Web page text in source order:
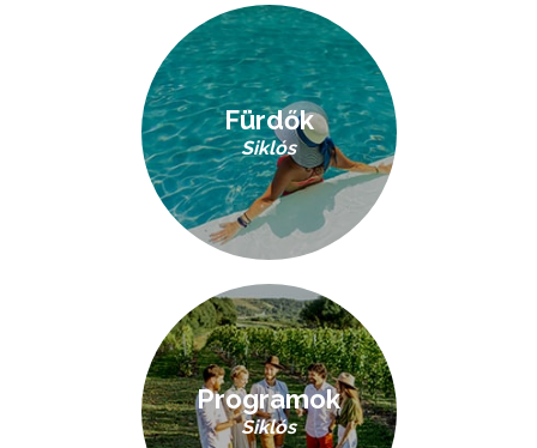
Fürdők
Siklós
Programok
Siklós